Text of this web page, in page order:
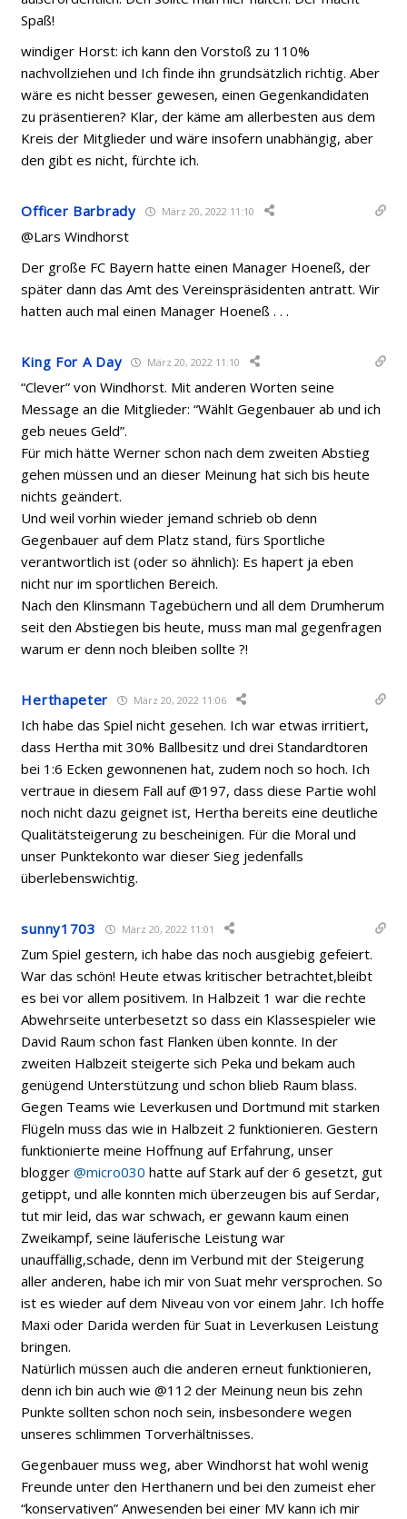
Spaß!
windiger Horst: ich kann den Vorstoß zu 110%
nachvollziehen und Ich finde ihn grundsätzlich richtig. Aber
wäre es nicht besser gewesen, einen Gegenkandidaten
zu präsentieren? Klar, der käme am allerbesten aus dem
Kreis der Mitglieder und wäre insofern unabhängig, aber
den gibt es nicht, fürchte ich.
Officer Barbrady März 20, 2022 11:10
@Lars Windhorst
Der große FC Bayern hatte einen Manager Hoeneß, der
später dann das Amt des Vereinspräsidenten antratt. Wir
hatten auch mal einen Manager Hoeneß . . .
King For A Day März 20, 2022 11:10
“Clever” von Windhorst. Mit anderen Worten seine
Message an die Mitglieder: “Wählt Gegenbauer ab und ich
geb neues Geld”.
Für mich hätte Werner schon nach dem zweiten Abstieg
gehen müssen und an dieser Meinung hat sich bis heute
nichts geändert.
Und weil vorhin wieder jemand schrieb ob denn
Gegenbauer auf dem Platz stand, fürs Sportliche
verantwortlich ist (oder so ähnlich): Es hapert ja eben
nicht nur im sportlichen Bereich.
Nach den Klinsmann Tagebüchern und all dem Drumherum
seit den Abstiegen bis heute, muss man mal gegenfragen
warum er denn noch bleiben sollte ?!
Herthapeter März 20, 2022 11:06
Ich habe das Spiel nicht gesehen. Ich war etwas irritiert,
dass Hertha mit 30% Ballbesitz und drei Standardtoren
bei 1:6 Ecken gewonnenen hat, zudem noch so hoch. Ich
vertraue in diesem Fall auf @197, dass diese Partie wohl
noch nicht dazu geignet ist, Hertha bereits eine deutliche
Qualitätsteigerung zu bescheinigen. Für die Moral und
unser Punktekonto war dieser Sieg jedenfalls
überlebenswichtig.
sunny1703 März 20, 2022 11:01
Zum Spiel gestern, ich habe das noch ausgiebig gefeiert.
War das schön! Heute etwas kritischer betrachtet,bleibt
es bei vor allem positivem. In Halbzeit 1 war die rechte
Abwehrseite unterbesetzt so dass ein Klassespieler wie
David Raum schon fast Flanken üben konnte. In der
zweiten Halbzeit steigerte sich Peka und bekam auch
genügend Unterstützung und schon blieb Raum blass.
Gegen Teams wie Leverkusen und Dortmund mit starken
Flügeln muss das wie in Halbzeit 2 funktionieren. Gestern
funktionierte meine Hoffnung auf Erfahrung, unser
blogger@micro030 hatte auf Stark auf der 6 gesetzt, gut
getippt, und alle konnten mich überzeugen bis auf Serdar,
tut mir leid, das war schwach, er gewann kaum einen
Zweikampf, seine läuferische Leistung war
unauffällig,schade, denn im Verbund mit der Steigerung
aller anderen, habe ich mir von Suat mehr versprochen. So
ist es wieder auf dem Niveau von vor einem Jahr. Ich hoffe
Maxi oder Darida werden für Suat in Leverkusen Leistung
bringen.
Natürlich müssen auch die anderen erneut funktionieren,
denn ich bin auch wie @112 der Meinung neun bis zehn
Punkte sollten schon noch sein, insbesondere wegen
unseres schlimmen Torverhältnisses.
Gegenbauer muss weg, aber Windhorst hat wohl wenig
Freunde unter den Herthanern und bei den zumeist eher
“konservativen” Anwesenden bei einer MV kann ich mir